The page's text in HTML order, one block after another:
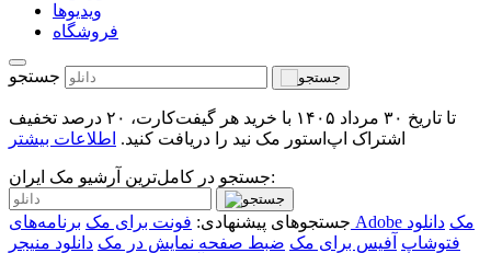
ویدیو‌ها
فروشگاه
جستجو
تا تاریخ ۳۰ مرداد ۱۴۰۵ با خرید هر گیفت‌کارت، ۲۰ درصد تخفیف
اشتراک اپ‌استور مک نید را دریافت کنید. اطلاعات بیشتر
جستجو در کامل‌ترین آرشیو مک ایران:
جستجوهای پیشنهادی: فونت برای مک برنامه‌های Adobe مک دانلود
فتوشاپ آفیس برای مک ضبط صفحه نمایش در مک دانلود منیجر